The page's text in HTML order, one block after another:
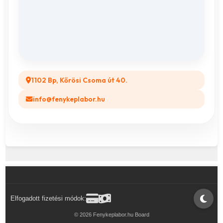
1102 Bp, Kőrösi Csoma út 40.
info@fenykeplabor.hu
Elfogadott fizetési módok:
© 2026 Fenykeplabor.hu Board